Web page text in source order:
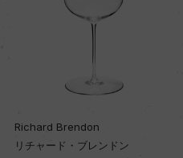
Richard Brendon
リチャード・ブレンドン